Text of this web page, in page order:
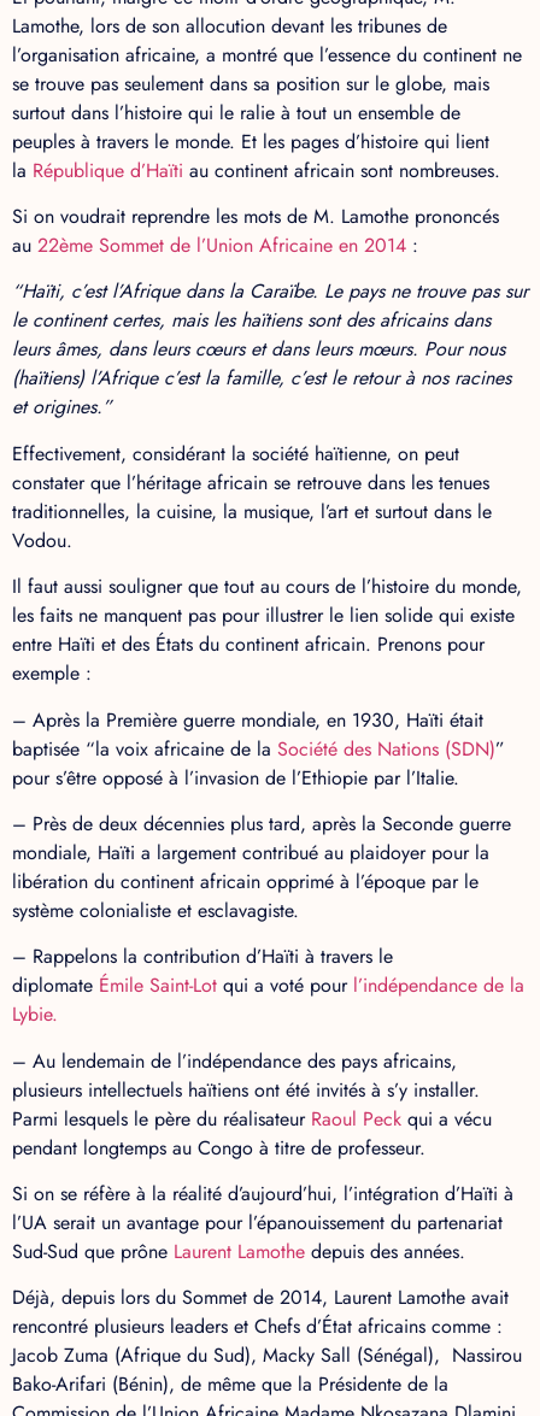
Lamothe, lors de son allocution devant les tribunes de
l’organisation africaine, a montré que l’essence du continent ne
se trouve pas seulement dans sa position sur le globe, mais
surtout dans l’histoire qui le ralie à tout un ensemble de
peuples à travers le monde. Et les pages d’histoire qui lient
la République d’Haïti au continent africain sont nombreuses.
Si on voudrait reprendre les mots de M. Lamothe prononcés
au 22ème Sommet de l’Union Africaine en 2014 :
“Haïti, c’est l’Afrique dans la Caraïbe. Le pays ne trouve pas sur
le continent certes, mais les haïtiens sont des africains dans
leurs âmes, dans leurs cœurs et dans leurs mœurs. Pour nous
(haïtiens) l’Afrique c’est la famille, c’est le retour à nos racines
et origines.”
Effectivement, considérant la société haïtienne, on peut
constater que l’héritage africain se retrouve dans les tenues
traditionnelles, la cuisine, la musique, l’art et surtout dans le
Vodou.
Il faut aussi souligner que tout au cours de l’histoire du monde,
les faits ne manquent pas pour illustrer le lien solide qui existe
entre Haïti et des États du continent africain. Prenons pour
exemple :
– Après la Première guerre mondiale, en 1930, Haïti était
baptisée “la voix africaine de la Société des Nations (SDN)”
pour s’être opposé à l’invasion de l’Ethiopie par l’Italie.
– Près de deux décennies plus tard, après la Seconde guerre
mondiale, Haïti a largement contribué au plaidoyer pour la
libération du continent africain opprimé à l’époque par le
système colonialiste et esclavagiste.
– Rappelons la contribution d’Haïti à travers le
diplomate Émile Saint-Lot qui a voté pour l’indépendance de la
Lybie.
– Au lendemain de l’indépendance des pays africains,
plusieurs intellectuels haïtiens ont été invités à s’y installer.
Parmi lesquels le père du réalisateur Raoul Peck qui a vécu
pendant longtemps au Congo à titre de professeur.
Si on se réfère à la réalité d’aujourd’hui, l’intégration d’Haïti à
l’UA serait un avantage pour l’épanouissement du partenariat
Sud-Sud que prône Laurent Lamothe depuis des années.
Déjà, depuis lors du Sommet de 2014, Laurent Lamothe avait
rencontré plusieurs leaders et Chefs d’État africains comme :
Jacob Zuma (Afrique du Sud), Macky Sall (Sénégal), Nassirou
Bako-Arifari (Bénin), de même que la Présidente de la